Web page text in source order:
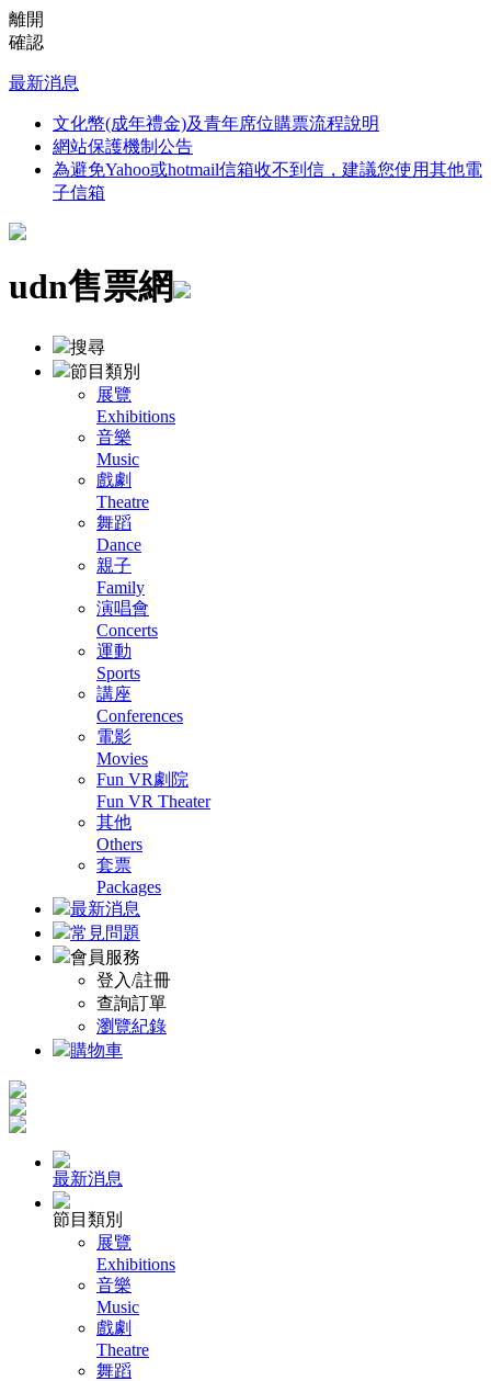
離開
確認
最新消息
文化幣(成年禮金)及青年席位購票流程說明
網站保護機制公告
為避免Yahoo或hotmail信箱收不到信，建議您使用其他電
子信箱
udn售票網
搜尋
節目類別
展覽
Exhibitions
音樂
Music
戲劇
Theatre
舞蹈
Dance
親子
Family
演唱會
Concerts
運動
Sports
講座
Conferences
電影
Movies
Fun VR劇院
Fun VR Theater
其他
Others
套票
Packages
最新消息
常見問題
會員服務
登入/註冊
查詢訂單
瀏覽紀錄
購物車
最新消息
節目類別
展覽
Exhibitions
音樂
Music
戲劇
Theatre
舞蹈